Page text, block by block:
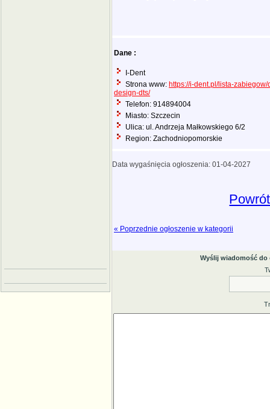
Dane :
I-Dent
Strona www: https://i-dent.pl/lista-
design-dts/
Telefon: 914894004
Miasto: Szczecin
Ulica: ul. Andrzeja Małkowskiego 6/2
Region: Zachodniopomorskie
Data wygaśnięcia ogłoszenia: 01-04-2027
« Poprzednie ogłoszenie w kategorii
Wyślij wiadomość